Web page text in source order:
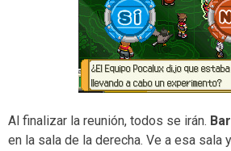
Al finalizar la reunión, todos se irán.
en la sala de la derecha. Ve a esa sala